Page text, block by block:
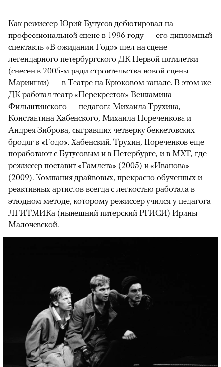
Как режиссер Юрий Бутусов дебютировал на
профессиональной сцене в 1996 году — его дипломный
спектакль «В ожидании Годо» шел на сцене
легендарного петербургского ДК Первой пятилетки
(снесен в 2005-м ради строительства новой сцены
Мариинки) — в Театре на Крюковом канале. В этом же
ДК работал театр «Перекресток» Вениамина
Фильштинского — педагога Михаила Трухина,
Константина Хабенского, Михаила Пореченкова и
Андрея Зиброва, сыгравших четверку беккетовских
бродяг в «Годо». Хабенский, Трухин, Пореченков еще
поработают с Бутусовым и в Петербурге, и в МХТ, где
режиссер поставит «Гамлета» (2005) и «Иванова»
(2009). Компания драйвовых, прекрасно обученных и
реактивных артистов всегда с легкостью работала в
этюдном методе, которому режиссер учился у педагога
ЛГИТМИКа (нынешний питерский РГИСИ) Ирины
Малочевской.